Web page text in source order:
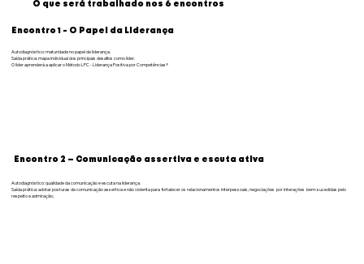
Encontro 1 - O Papel da Liderança
Autodiagnóstico: maturidade no papel de liderança.
Saída prática: mapa individual dos principais desafios como líder.
O líder aprenderá a aplicar o Método LPC - Liderança Positiva por Competências®
O que será trabalhado nos 6 encontros
Encontro 2 — Comunicação assertiva e escuta ativa
Autodiagnóstico: qualidade da comunicação e escuta na liderança.
Saída prática: adotar posturas de comunicação assertiva e não violenta para fortalecer os relacionamentos interpessoais, negociações por interações bem-sucedidas pelo
respeito e admiração;